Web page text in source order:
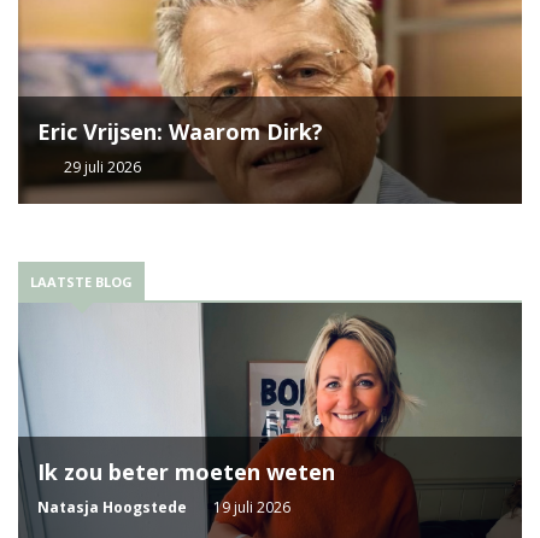
Eric Vrijsen: Waarom Dirk?
29 juli 2026
LAATSTE BLOG
Ik zou beter moeten weten
Natasja Hoogstede 19 juli 2026